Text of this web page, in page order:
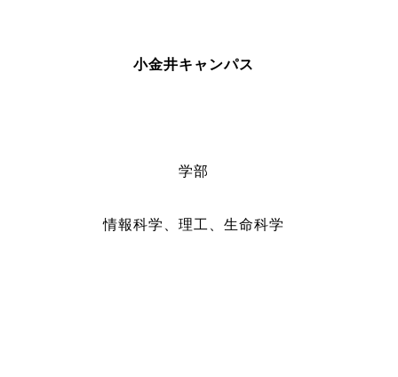
小金井キャンパス
学部
情報科学、理工、生命科学